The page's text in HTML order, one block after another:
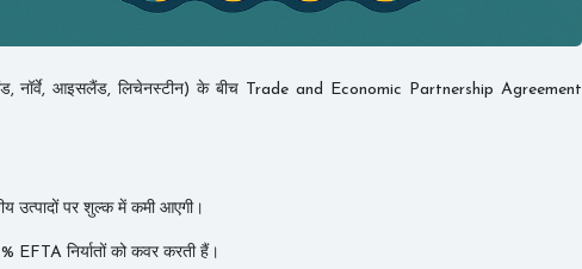
आइसलैंड, लिचेनस्टीन) के बीच Trade and Economic Partnership Agreement
उत्पादों पर शुल्क में कमी आएगी।
EFTA निर्यातों को कवर करती हैं।